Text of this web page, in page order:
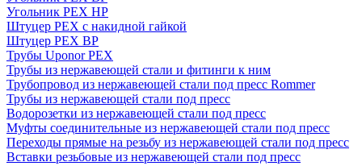
Угольник PEX НР
Штуцер PEX c накидной гайкой
Штуцер PEX ВР
Трубы Uponor PEX
Трубы из нержавеющей стали и фитинги к ним
Трубопровод из нержавеющей стали под пресс Rommer
Трубы из нержавеющей стали под пресс
Водорозетки из нержавеющей стали под пресс
Муфты соединительные из нержавеющей стали под пресс
Переходы прямые на резьбу из нержавеющей стали под пресс
Вставки резьбовые из нержавеющей стали под пресс